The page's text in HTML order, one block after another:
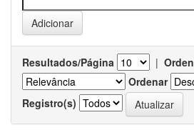
Resultados/Página |
Ordenar
Registro(s)